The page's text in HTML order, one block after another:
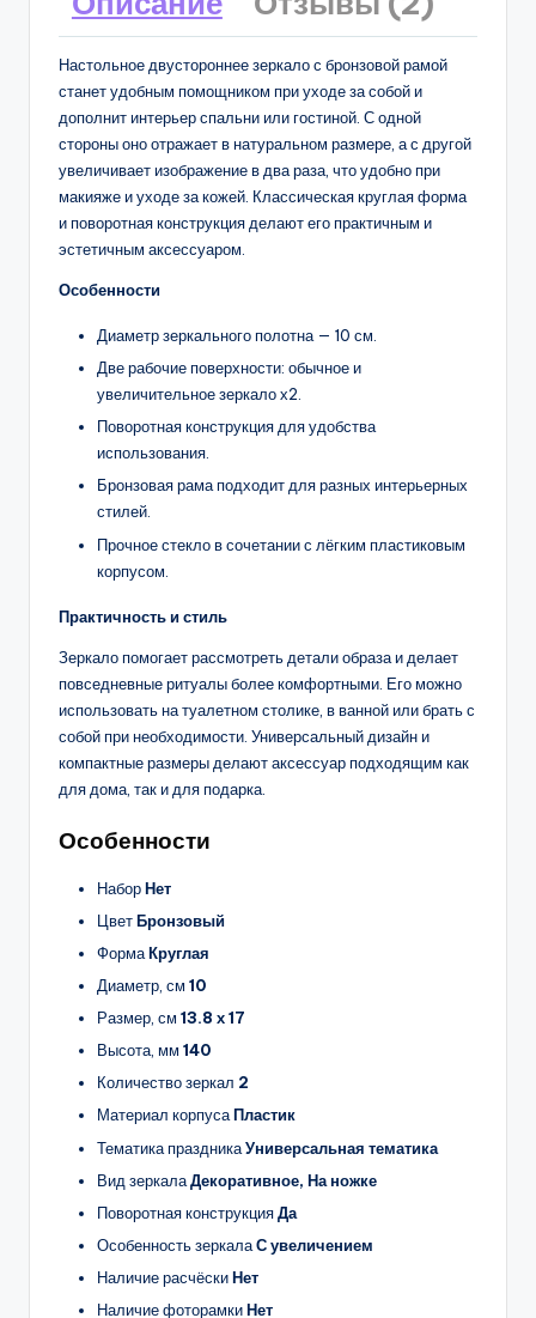
Настольное двустороннее зеркало с бронзовой рамой
станет удобным помощником при уходе за собой и
дополнит интерьер спальни или гостиной. С одной
стороны оно отражает в натуральном размере, а с другой
увеличивает изображение в два раза, что удобно при
макияже и уходе за кожей. Классическая круглая форма
и поворотная конструкция делают его практичным и
эстетичным аксессуаром.
Особенности
Диаметр зеркального полотна — 10 см.
Две рабочие поверхности: обычное и
увеличительное зеркало х2.
Поворотная конструкция для удобства
использования.
Бронзовая рама подходит для разных интерьерных
стилей.
Прочное стекло в сочетании с лёгким пластиковым
корпусом.
Практичность и стиль
Зеркало помогает рассмотреть детали образа и делает
повседневные ритуалы более комфортными. Его можно
использовать на туалетном столике, в ванной или брать с
собой при необходимости. Универсальный дизайн и
компактные размеры делают аксессуар подходящим как
для дома, так и для подарка.
Особенности
НаборНет
ЦветБронзовый
ФормаКруглая
Диаметр, см 10
Размер, см 13.8 х 17
Высота, мм 140
Количество зеркал 2
Материал корпусаПластик
Тематика праздникаУниверсальная тематика
Вид зеркалаДекоративное, На ножке
Поворотная конструкцияДа
Особенность зеркалаС увеличением
Наличие расчёскиНет
Наличие фоторамкиНет